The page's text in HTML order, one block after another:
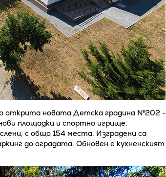
открита новата Детска градина №202 -
площадки и спортно игрище.
с общо 154 места. Изградени са
до оградата. Обновен е кухненският